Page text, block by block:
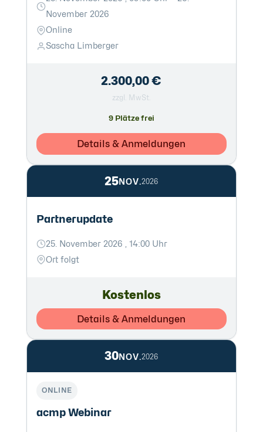
November 2026
Online
Sascha Limberger
2.300,00 €
zzgl. MwSt.
9 Plätze frei
Details & Anmeldungen
25NOV.2026
Partnerupdate
25. November 2026 , 14:00 Uhr
Ort folgt
Kostenlos
Details & Anmeldungen
30NOV.2026
ONLINE
acmp Webinar